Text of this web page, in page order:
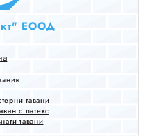
ЕООД
тавани
с латекс
тавани